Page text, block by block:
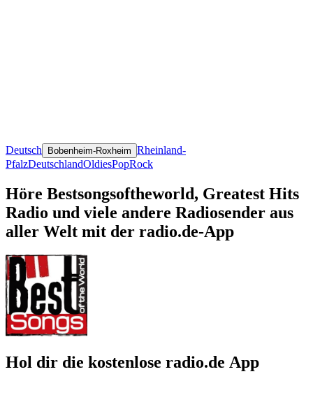
Deutsch Bobenheim-Roxheim Rheinland-
PfalzDeutschlandOldiesPopRock
Höre Bestsongsoftheworld, Greatest Hits
Radio und viele andere Radiosender aus
aller Welt mit der radio.de-App
Hol dir die kostenlose radio.de App